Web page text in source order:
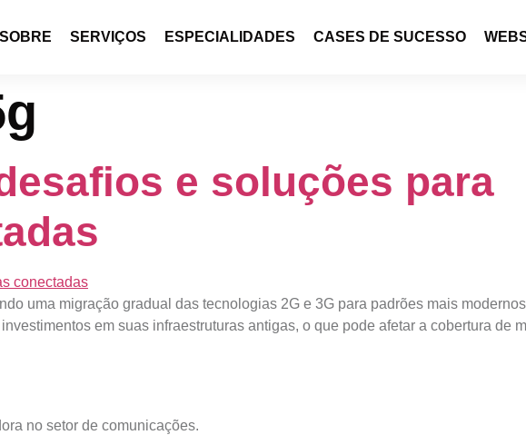
SOBRE SERVIÇOS ESPECIALIDADES CASES DE SUCESSO
e soluções para
uma migração gradual das tecnologias 2G e 3G para padrões mais
em suas infraestruturas antigas, o que pode afetar a cobertura de
no setor de comunicações.